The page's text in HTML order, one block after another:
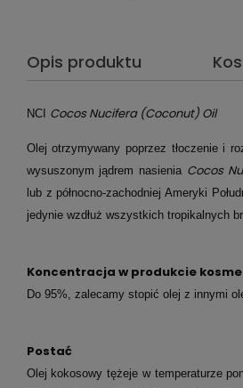
Opis produktu
NCI Cocos Nucifera (Coconut) Oil
Olej otrzymywany poprzez tłoczenie i
wysuszonym jądrem nasienia Cocos
lub z północno-zachodniej Ameryki
jedynie wzdłuż wszystkich tropikalnych
Koncentracja w produkcie
Do 95%, zalecamy stopić olej z innymi
Postać
Olej kokosowy tężeje w temperaturze